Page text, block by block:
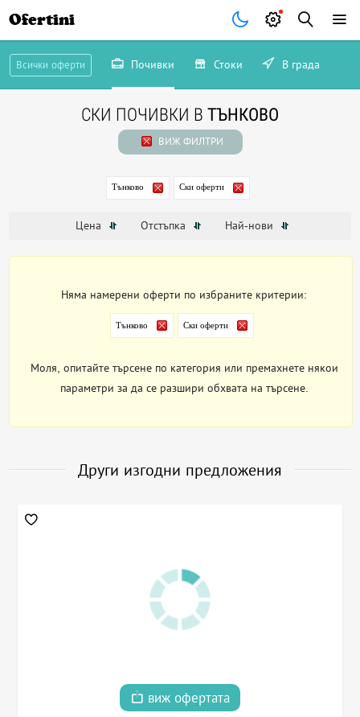
Ofertini
Всички оферти Почивки Стоки В града
СКИ ПОЧИВКИ В ТЪНКОВО
ВИЖ ФИЛТРИ
Тънково Ски оферти
Цена Отстъпка Най-нови
Няма намерени оферти по избраните критерии:
Тънково Ски оферти
Моля, опитайте търсене по категория или премахнете някои
параметри за да се разшири обхвата на търсене.
Други изгодни предложения
виж офертата